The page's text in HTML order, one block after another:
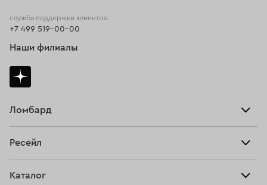
Ломбард
Тарифы
Ресейл
Каталог
служба поддержки клиентов:
+7 499 519-00-00
Наши филиалы